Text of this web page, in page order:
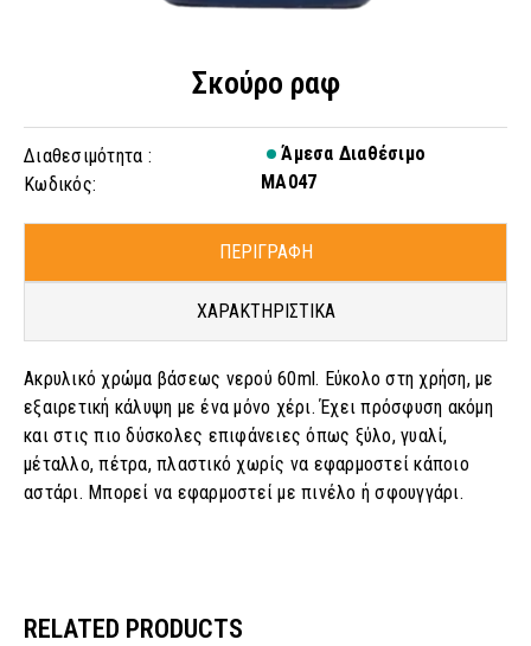
Σκούρο ραφ
Διαθεσιμότητα :
Άμεσα Διαθέσιμο
Κωδικός:
MA047
ΠΕΡΙΓΡΑΦΗ
ΧΑΡΑΚΤΗΡΙΣΤΙΚΑ
Ακρυλικό χρώμα βάσεως νερού 60ml. Εύκολο στη χρήση, με
εξαιρετική κάλυψη με ένα μόνο χέρι. Έχει πρόσφυση ακόμη
και στις πιο δύσκολες επιφάνειες όπως ξύλο, γυαλί,
μέταλλο, πέτρα, πλαστικό χωρίς να εφαρμοστεί κάποιο
αστάρι. Μπορεί να εφαρμοστεί με πινέλο ή σφουγγάρι.
RELATED PRODUCTS